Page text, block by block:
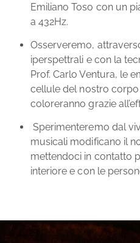
Emiliano Toso con un
a 432Hz.
Osserveremo,
iperspettrali e con la
Prof. Carlo Ventura, le
cellule del nostro
coloreranno grazie
Sperimenteremo dal
musicali modificano il
mettendoci in contatto
interiore e con le